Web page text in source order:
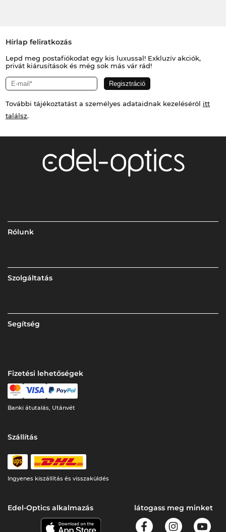
Hírlap feliratkozás
Lepd meg postafiókodat egy kis luxussal! Exkluzív akciók,
privát kiárusítások és még sok más vár rád!
További tájékoztatást a személyes adataidnak kezeléséről itt
találsz.
Rólunk
Szolgáltatás
Segítség
Fizetési lehetőségek
Banki átutalás, Utánvét
Szállítás
Ingyenes kiszállítás és visszaküldés
Edel-Optics alkalmazás látogass meg minket